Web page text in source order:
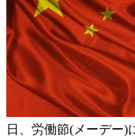
日、労働節(メーデー)